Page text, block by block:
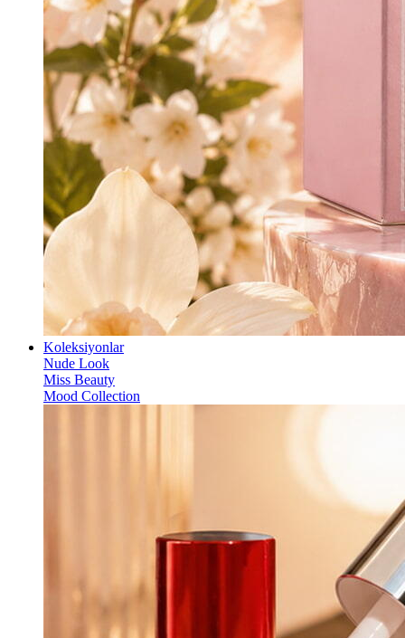
Koleksiyonlar
Nude Look
Miss Beauty
Mood Collection